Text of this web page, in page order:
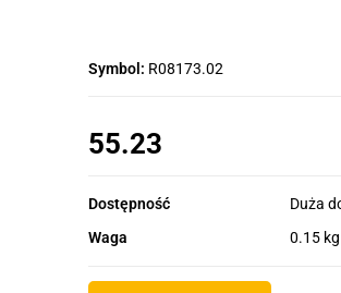
Symbol: R08173.02
55.23
Dostępność
Duża
Waga
0.15 kg